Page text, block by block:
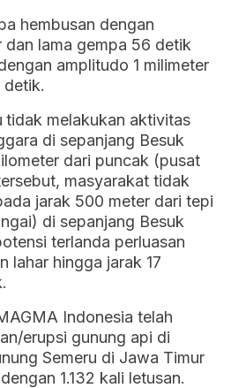
hembusan dengan
dan lama gempa 56 detik
amplitudo 1 milimeter
detik.
tidak melakukan aktivitas
di sepanjang Besuk
dari puncak (pusat
masyarakat tidak
jarak 500 meter dari tepi
di sepanjang Besuk
terlanda perluasan
lahar hingga jarak 17
Indonesia telah
erupsi gunung api di
Semeru di Jawa Timur
1.132 kali letusan.